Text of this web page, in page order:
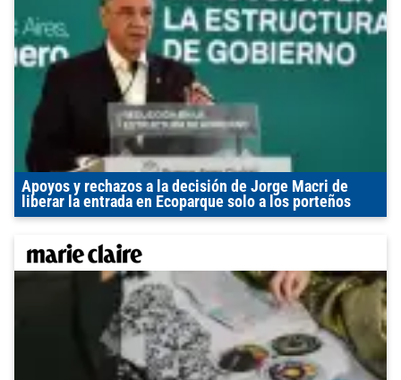
Apoyos y rechazos a la decisión de Jorge Macri de
liberar la entrada en Ecoparque solo a los porteños